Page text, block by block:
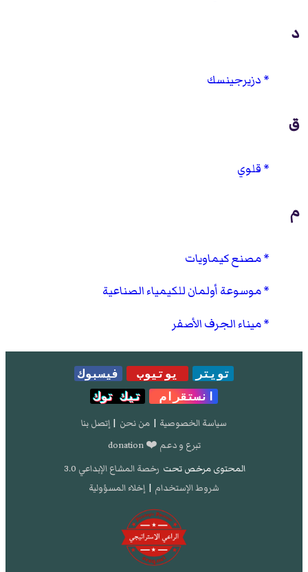
د
دزيرجينسك
ق
قلوي
م
مصنع كيماويات
موسوعة أولمان للكيمياء الصناعية
ميناء الجرف الأصفر
تويتر يوتيوب
فيسبوك
انستقرام
تيك توك
سياسة الخصوصية | من نحن | إتصل بنا
تبرع و دعم ❤️ donation
المحتوى مرخص تحت رخصة المشاع الإبداعي 3.0
شروط الإستخدام | إخلاء المسؤولية